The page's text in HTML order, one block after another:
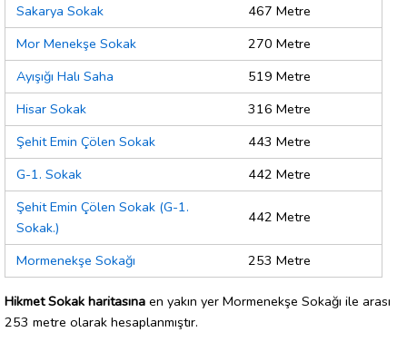
Sakarya Sokak
467 Metre
Mor Menekşe Sokak
270 Metre
Ayışığı Halı Saha
519 Metre
Hisar Sokak
316 Metre
Şehit Emin Çölen Sokak
443 Metre
G-1. Sokak
442 Metre
Şehit Emin Çölen Sokak (G-1.
Sokak.)
442 Metre
Mormenekşe Sokağı 253 Metre
Hikmet Sokak haritasına en yakın yer Mormenekşe Sokağı ile arası
253 metre olarak hesaplanmıştır.